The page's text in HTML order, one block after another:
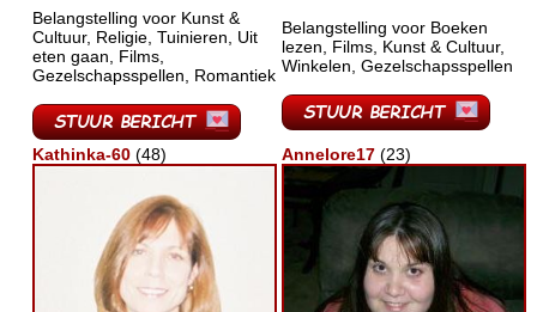
Belangstelling voor Kunst &
Cultuur, Religie, Tuinieren, Uit
eten gaan, Films,
Gezelschapsspellen, Romantiek
Belangstelling voor Boeken
lezen, Films, Kunst & Cultuur,
Winkelen, Gezelschapsspellen
Kathinka-60 (48) Annelore17 (23)